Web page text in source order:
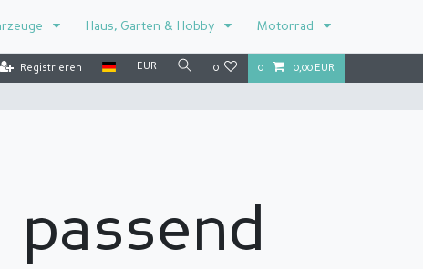
Haus, Garten & Hobby Motorrad
Registrieren EUR 0 0 0,00 EUR
passend